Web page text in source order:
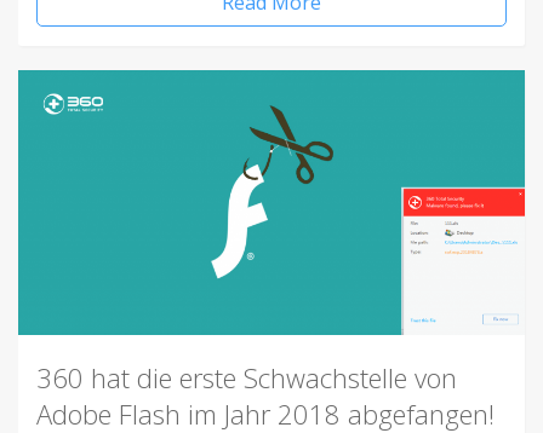
360 hat die erste Schwachstelle von
Adobe Flash im Jahr 2018 abgefangen!